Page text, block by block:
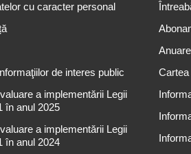
cu caracter personal
de interes public
a implementării Legii
în anul 2025
a implementării Legii
în anul 2024